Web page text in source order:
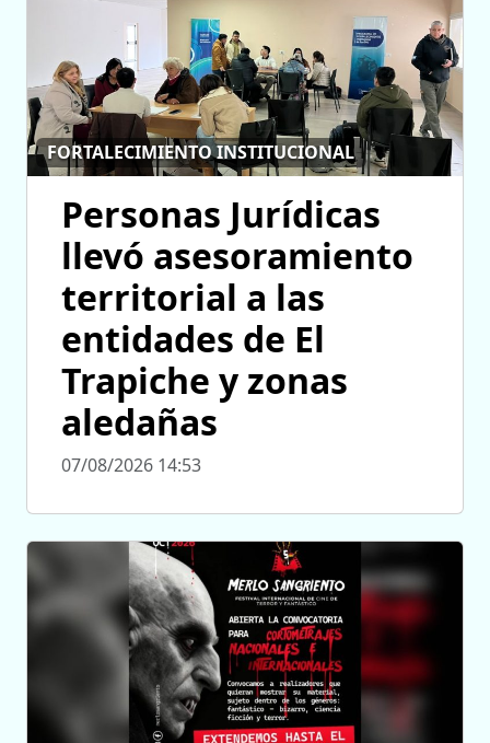
FORTALECIMIENTO INSTITUCIONAL
Personas Jurídicas
llevó asesoramiento
territorial a las
entidades de El
Trapiche y zonas
aledañas
07/08/2026 14:53